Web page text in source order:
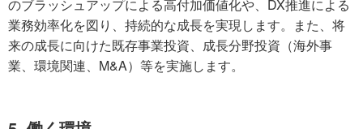
のブラッシュアップによる高付加価値化や、DX推進による
業務効率化を図り、持続的な成長を実現します。また、将
来の成長に向けた既存事業投資、成長分野投資（海外事
業、環境関連、M&A）等を実施します。